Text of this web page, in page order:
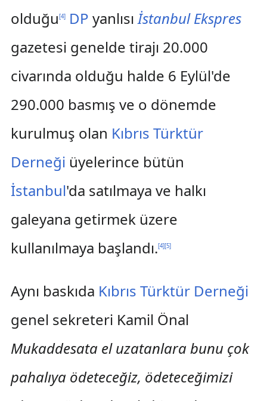
olduğu[4] DP yanlısıİstanbul Ekspres
gazetesi genelde tirajı 20.000
civarında olduğu halde 6 Eylül'de
290.000 basmış ve o dönemde
kurulmuş olan Kıbrıs Türktür
Derneği üyelerince bütün
İstanbul'da satılmaya ve halkı
galeyana getirmek üzere
kullanılmaya başlandı.[4][5]
Aynı baskıda Kıbrıs Türktür Derneği
genel sekreteri Kamil Önal
Mukaddesata el uzatanlara bunu çok
pahalıya ödeteceğiz, ödeteceğimizi